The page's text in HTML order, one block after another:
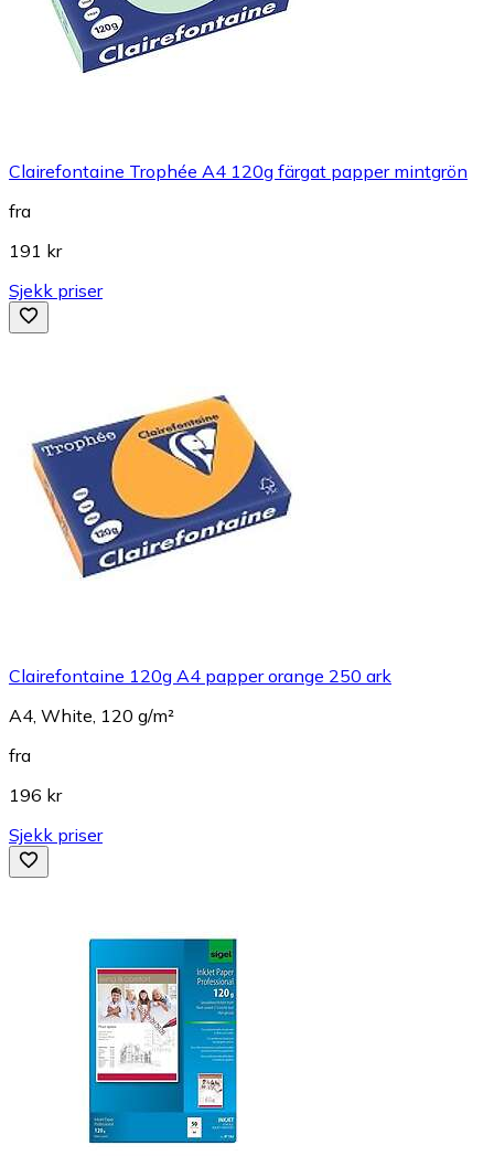
Clairefontaine Trophée A4 120g färgat papper mintgrön
fra
191 kr
Sjekk priser
Clairefontaine 120g A4 papper orange 250 ark
A4, White, 120 g/m²
fra
196 kr
Sjekk priser